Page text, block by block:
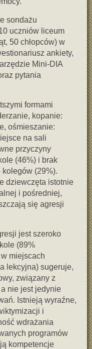
sondażu
uczniów liceum
50 chłopców) w
ankiety,
Mini-DIA
pytania
formami
kopanie:
ośmieszanie:
na sali
przyczyny
(46%) i brak
(29%).
dziewczęta istotnie
i pośredniej,
się agresji
jest szeroko
(89%
miejscach
lekcyjna) sugeruje,
związany z
a nie jest jedynie
Istnieją wyraźne,
i
wdrażania
programów
kompetencje